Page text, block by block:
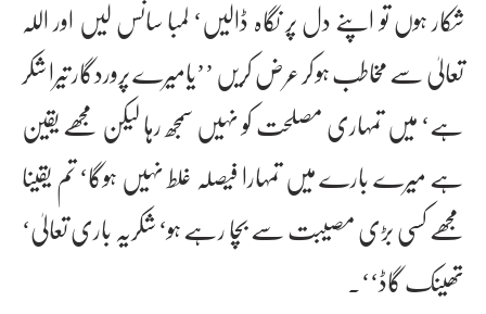
شکار ہوں تو اپنے دل پر نگاہ ڈالیں‘ لمبا سانس لیں اور اللہ
تعالیٰ سے مخاطب ہو کر عرض کریں ’’یامیرے پروردگار تیرا شکر
ہے‘ میں تمہاری مصلحت کو نہیں سمجھ رہا لیکن مجھے یقین
ہے میرے بارے میں تمہارا فیصلہ غلط نہیں ہوگا‘ تم یقینا
مجھے کسی بڑی مصیبت سے بچا رہے ہو‘ شکریہ باری تعالیٰ‘
تھینک گاڈ‘‘۔